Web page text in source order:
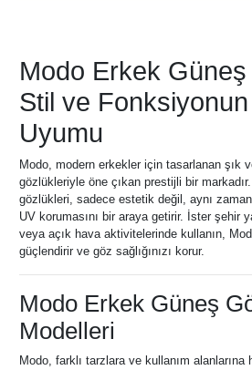
Modo Erkek
Stil ve
Uyumu
Modo, modern erkekler için tasarlanan şık
gözlükleriyle öne çıkan prestijli bir
gözlükleri, sadece estetik değil, aynı
UV korumasını bir araya getirir. İster şehir
veya açık hava aktivitelerinde kullanın,
güçlendirir ve göz sağlığınızı korur.
Modo Erkek Güneş
Modelleri
Modo, farklı tarzlara ve kullanım